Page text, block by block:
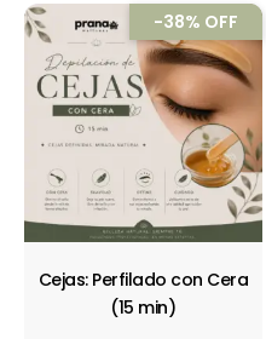
-38% OFF
Cejas: Perfilado con Cera
(15 min)
precio
original
era:
$8.000.
El
precio
actual
es:
$5.000.